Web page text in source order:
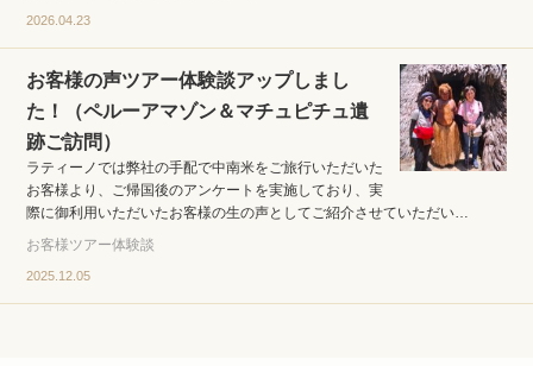
2026.04.23
お客様の声ツアー体験談アップしまし
た！（ペルーアマゾン＆マチュピチュ遺
跡ご訪問）
ラティーノでは弊社の手配で中南米をご旅行いただいた
お客様より、ご帰国後のアンケートを実施しており、実
際に御利用いただいたお客様の生の声としてご紹介させていただい…
お客様ツアー体験談
2025.12.05